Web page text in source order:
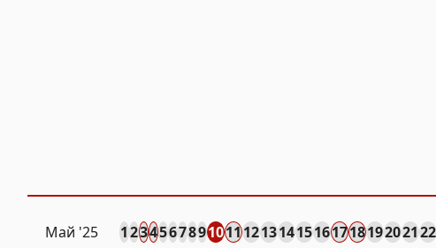
Май '25 12345678910111213141516171819202122